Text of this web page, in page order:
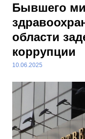
Бывшего
области
коррупции
10.06.2025